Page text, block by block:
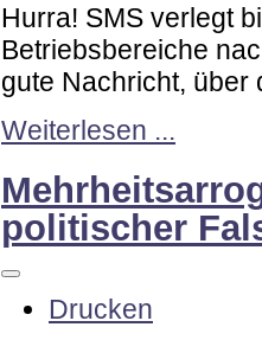
Hurra! SMS verlegt
Betriebsbereiche
gute Nachricht, über
Weiterlesen ...
politischer
Drucken